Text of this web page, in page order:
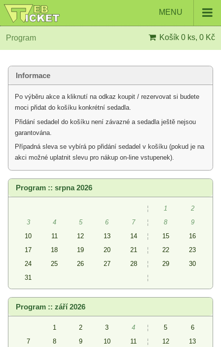
MENU
Program Košík 0 ks, 0 Kč
Informace
Po výběru akce a kliknutí na odkaz koupit / rezervovat si budete
moci přidat do košíku konkrétní sedadla.
Přidání sedadel do košíku není závazné a sedadla ještě nejsou
garantována.
Případná sleva se vybírá po přidání sedadel v košíku (pokud je na
akci možné uplatnit slevu pro nákup on-line vstupenek).
Program :: srpna 2026
¦ 1
2
3
4 5 6 7 ¦ 8
9
10
11 12 13 14 ¦ 15
16
17
18 19 20 21 ¦ 22
23
24
25 26 27 28 ¦ 29
30
31
¦
Program :: září 2026
1 2 3 4 ¦ 5
6
7
8 9 10 11 ¦ 12
13